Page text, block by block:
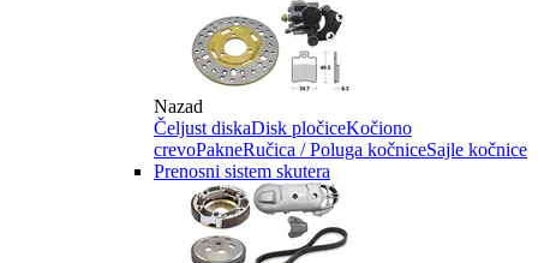
Nazad
Čeljust diskaDisk pločiceKočiono
crevoPakneRučica / Poluga kočniceSajle kočnice
Prenosni sistem skutera